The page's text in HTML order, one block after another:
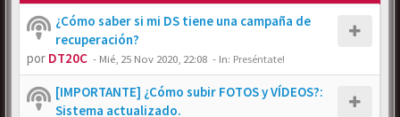
¿Cómo saber si mi DS tiene una campaña de
recuperación?
por DT20C - Mié, 25 Nov 2020, 22:08 - In: Preséntate!
[IMPORTANTE] ¿Cómo subir FOTOS y VÍDEOS?:
Sistema actualizado.